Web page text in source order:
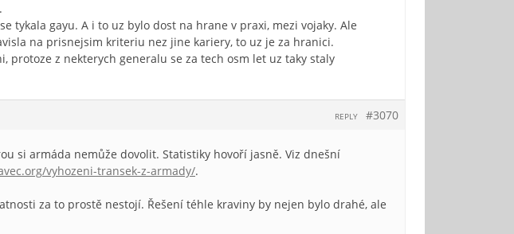
tykala gayu. A i to uz bylo dost na hrane v praxi, mezi vojaky. Ale
na prisnejsim kriteriu nez jine kariery, to uz je za hranici.
protoze z nekterych generalu se za tech osm let uz taky staly
#3070
REPLY
si armáda nemůže dovolit. Statistiky hovoří jasně. Viz dnešní
vyhozeni-transek-z-armady/.
za to prostě nestojí. Řešení téhle kraviny by nejen bylo drahé, ale